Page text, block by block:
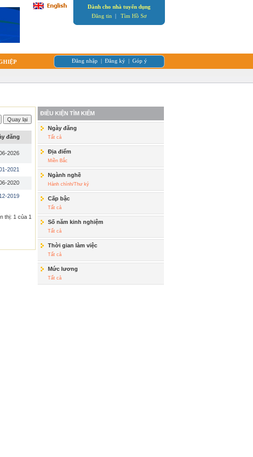
Dành cho nhà tuyển dụng
Đăng tin | Tìm Hồ Sơ
Đăng nhập | Đăng ký | Góp ý
đăng
2026
2021
2020
2019
thị: 1 của 1
ĐIỀU KIỆN TÌM KIẾM
Ngày đăng
Tất cả
Địa điểm
Miền Bắc
Ngành nghề
Hành chính/Thư ký
Cấp bậc
Tất cả
Số năm kinh nghiệm
Tất cả
Thời gian làm việc
Tất cả
Mức lương
Tất cả